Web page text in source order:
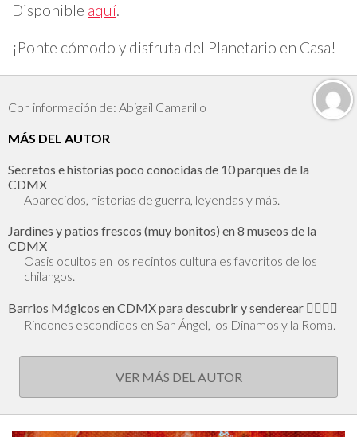
Disponible aquí.
¡Ponte cómodo y disfruta del Planetario en Casa!
Con información de: Abigail Camarillo
MÁS DEL AUTOR
Secretos e historias poco conocidas de 10 parques de la
CDMX
Aparecidos, historias de guerra, leyendas y más.
Jardines y patios frescos (muy bonitos) en 8 museos de la
CDMX
Oasis ocultos en los recintos culturales favoritos de los
chilangos.
Barrios Mágicos en CDMX para descubrir y senderear 🕵🏻‍♂️✨
Rincones escondidos en San Ángel, los Dinamos y la Roma.
VER MÁS DEL AUTOR